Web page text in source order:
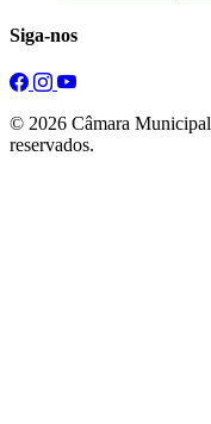
Siga-nos
© 2026 Câmara
reservados.